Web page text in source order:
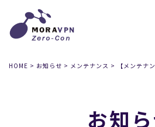
HOME > お知らせ > メンテナンス > 【メンテ
お知